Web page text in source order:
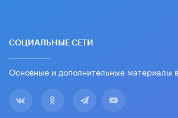
СОЦИАЛЬНЫЕ СЕТИ
Основные и дополнительные материалы